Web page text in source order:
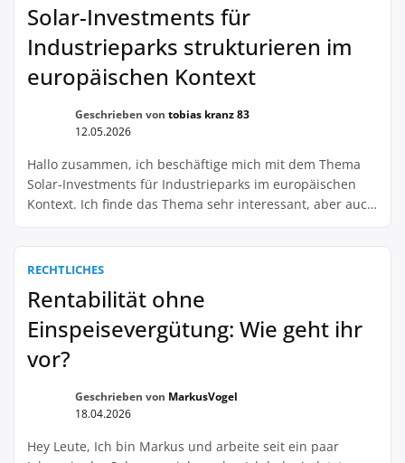
Einsparpotenziale der Anlage überprüft werden. […]
Solar-Investments für
Industrieparks strukturieren im
europäischen Kontext
Geschrieben von tobias kranz 83
12.05.2026
Hallo zusammen, ich beschäftige mich mit dem Thema
Solar-Investments für Industrieparks im europäischen
Kontext. Ich finde das Thema sehr interessant, aber auch
Beispiel mit den rechtlichen Rahmenbedingungen aus?
RECHTLICHES
Rentabilität ohne
Einspeisevergütung: Wie geht ihr
vor?
Geschrieben von MarkusVogel
18.04.2026
Hey Leute, Ich bin Markus und arbeite seit ein paar